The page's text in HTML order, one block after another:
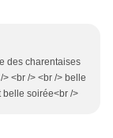
des charentaises
<br /> <br /> belle
belle soirée<br />